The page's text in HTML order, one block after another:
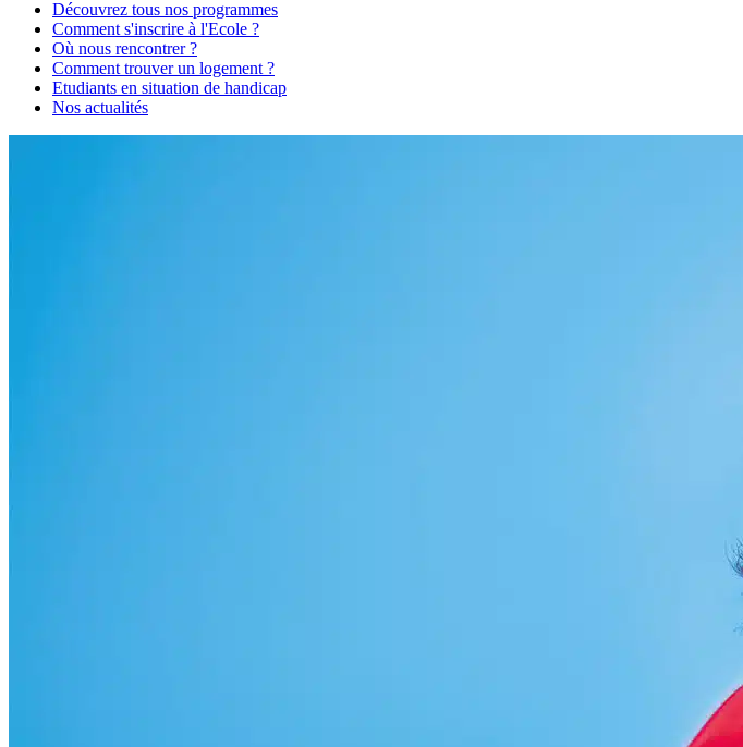
Découvrez tous nos programmes
Comment s'inscrire à l'Ecole ?
Où nous rencontrer ?
Comment trouver un logement ?
Etudiants en situation de handicap
Nos actualités